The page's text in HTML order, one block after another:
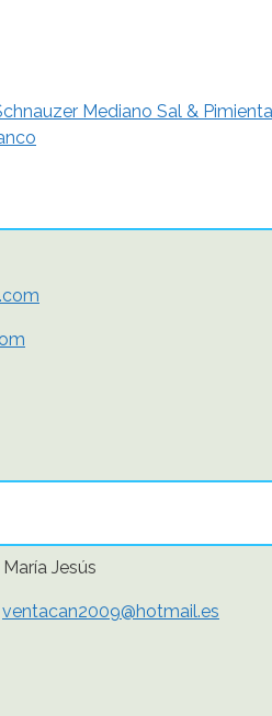
Mediano Sal & Pimienta
Jesús
ventacan2009@hotmail.es